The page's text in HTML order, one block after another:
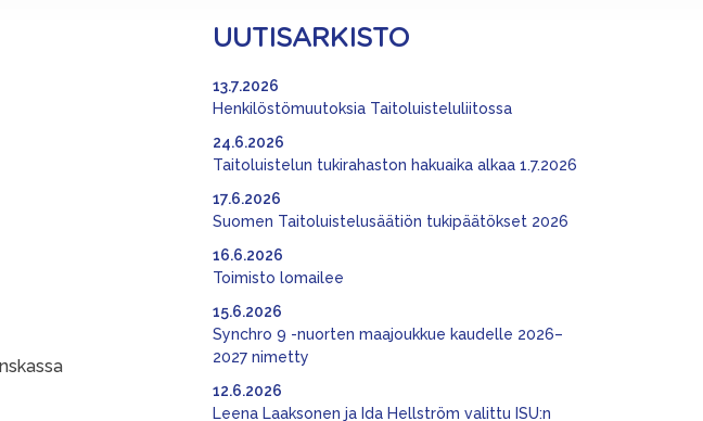
UUTISARKISTO
Henkilöstömuutoksia Taitoluisteluliitossa
13.7.2026
Taitoluistelun tukirahaston hakuaika alkaa 1.7.2026
24.6.2026
Suomen Taitoluistelusäätiön tukipäätökset 2026
17.6.2026
Toimisto lomailee
16.6.2026
Synchro 9 -nuorten maajoukkue kaudelle 2026–
2027 nimetty
15.6.2026
Leena Laaksonen ja Ida Hellström valittu ISU:n
12.6.2026